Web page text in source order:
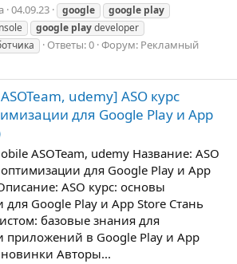
04.09.23 google google play
google playdeveloper
Ответы: 0 Форум: Рекламный
udemy] ASO курс
для Google Play и App
ASOTeam, udemy Название: ASO
для Google Play и App
ASO курс: основы
Google Play и App Store Стань
базовые знания для
приложений в Google Play и App
Авторы...